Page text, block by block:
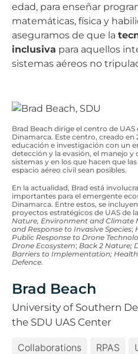
edad, para enseñar
matemáticas, física y
aseguramos de que la
inclusiva para aquellos
sistemas aéreos no
Brad Beach dirige el centro de
Dinamarca. Este centro, creado en
educación e investigación con un
detección y la evasión, el manejo y
sistemas y en los que hacen que
espacio aéreo civil sean posibles.
En la actualidad, Brad está
importantes para el emergente
Dinamarca. Entre estos, se
proyectos estratégicos de UAS de
Nature, Environment and Climate
and Response to Invasive Species;
Public Response to Drone
Drone Ecosystem; Back 2 Nature;
Barriers to Implementation;
Defence.
Brad Beach
University of Southern
the SDU UAS Center
Collaborations RPAS